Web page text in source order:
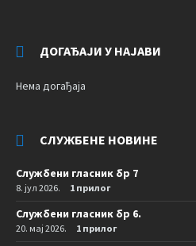
ДОГАЂАЈИ У НАЈАВИ
Нема догађаја
СЛУЖБЕНЕ НОВИНЕ
Службени гласник бр 7
8. јул 2026. 1 прилог
Службени гласник бр 6.
20. мај 2026. 1 прилог